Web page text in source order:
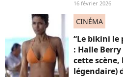
16 février 2026
CINÉMA
“Le bikini le
: Halle
cette scène,
légendaire)